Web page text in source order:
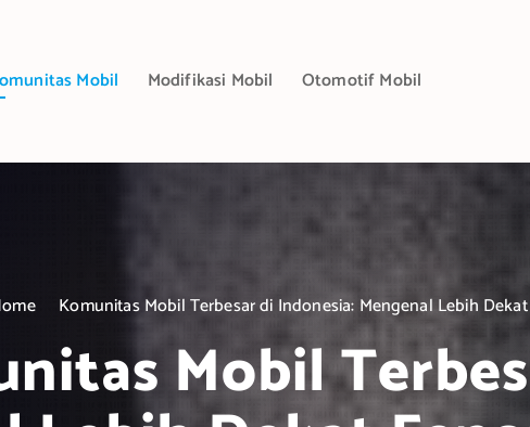
Mobil Modifikasi Mobil Otomotif Mobil
Komunitas Mobil Terbesar di Indonesia: Mengenal Lebih
Mobil